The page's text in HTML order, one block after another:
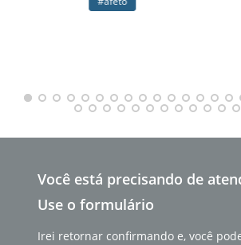
Você está precisando de
Use o formulário
Irei retornar confirmando e, você